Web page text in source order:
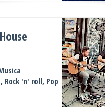
Rock 'n' roll, Pop